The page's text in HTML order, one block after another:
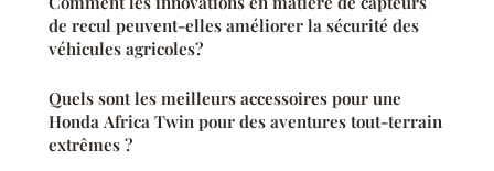
de recul peuvent-elles améliorer la sécurité des
véhicules agricoles?
Quels sont les meilleurs accessoires pour une
Honda Africa Twin pour des aventures tout-terrain
extrêmes ?